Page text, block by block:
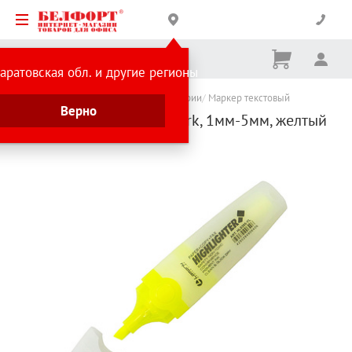
обл. и другие регионы
Верно
Корзина
Ничего
Каталог товаров Товары для бухгалтерии Маркер текстовый
Маркер текстовый, Lamark, 1мм-5мм, желтый